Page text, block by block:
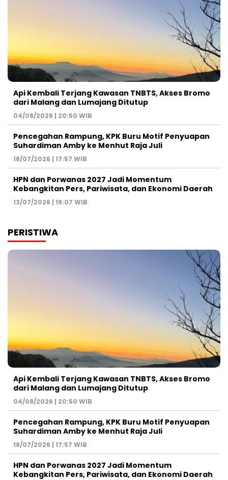
Api Kembali Terjang Kawasan TNBTS, Akses Bromo
dari Malang dan Lumajang Ditutup
04/08/2026 | 20:50 WIB
Pencegahan Rampung, KPK Buru Motif Penyuapan
Suhardiman Amby ke Menhut Raja Juli
18/07/2026 | 17:57 WIB
HPN dan Porwanas 2027 Jadi Momentum
Kebangkitan Pers, Pariwisata, dan Ekonomi Daerah
13/07/2026 | 19:07 WIB
PERISTIWA
Api Kembali Terjang Kawasan TNBTS, Akses Bromo
dari Malang dan Lumajang Ditutup
04/08/2026 | 20:50 WIB
Pencegahan Rampung, KPK Buru Motif Penyuapan
Suhardiman Amby ke Menhut Raja Juli
18/07/2026 | 17:57 WIB
HPN dan Porwanas 2027 Jadi Momentum
Kebangkitan Pers, Pariwisata, dan Ekonomi Daerah